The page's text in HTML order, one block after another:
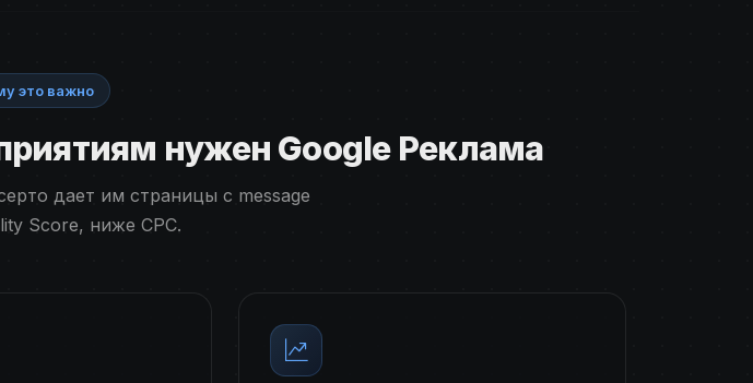
это важно
нужен Google Реклама
дает им страницы с message
Score, ниже CPC.